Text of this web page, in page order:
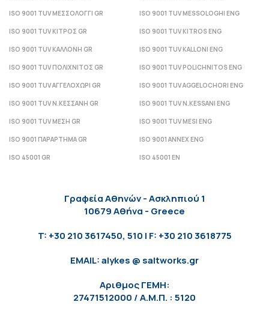
ISO 9001 TUV ΜΕΣΣΟΛΟΓΓΙ GR ISO 9001 TUV MESSOLOGHI ENG
ISO 9001 TUV ΚΙΤΡΟΣ GR ISO 9001 TUV KITROS ENG
ISO 9001 TUV ΚΑΛΛΟΝΗ GR ISO 9001 TUV KALLONI ENG
ISO 9001 TUV ΠΟΛΙΧΝΙΤΟΣ GR ISO 9001 TUV POLICHNITOS ENG
ISO 9001 TUV ΑΓΓΕΛΟΧΩΡΙ GR ISO 9001 TUV AGGELOCHORI ENG
ISO 9001 TUV Ν.ΚΕΣΣΑΝΗ GR ISO 9001 TUV N.KESSANI ENG
ISO 9001 TUV ΜΕΣΗ GR ISO 9001 TUV MESI ENG
ISO 9001 ΠΑΡΑΡΤΗΜΑ GR ISO 9001 ANNEX ENG
ISO 45001 GR ISO 45001 EN
Γραφεία Αθηνών - Ασκληπιού 1
10679 Αθήνα - Greece
T: +30 210 3617450, 510 | F: +30 210 3618775
EMAIL: alykes @ saltworks.gr
Αριθμος ΓΕΜΗ:
27471512000 / Α.Μ.Π. : 5120